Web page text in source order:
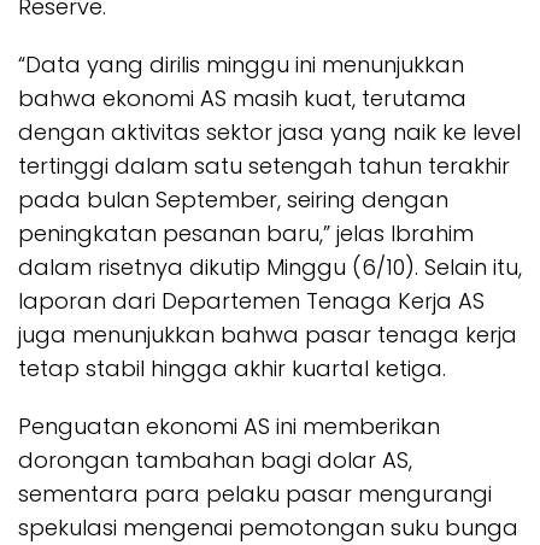
Reserve.
“Data yang dirilis minggu ini menunjukkan
bahwa ekonomi AS masih kuat, terutama
dengan aktivitas sektor jasa yang naik ke level
tertinggi dalam satu setengah tahun terakhir
pada bulan September, seiring dengan
peningkatan pesanan baru,” jelas Ibrahim
dalam risetnya dikutip Minggu (6/10). Selain itu,
laporan dari Departemen Tenaga Kerja AS
juga menunjukkan bahwa pasar tenaga kerja
tetap stabil hingga akhir kuartal ketiga.
Penguatan ekonomi AS ini memberikan
dorongan tambahan bagi dolar AS,
sementara para pelaku pasar mengurangi
spekulasi mengenai pemotongan suku bunga